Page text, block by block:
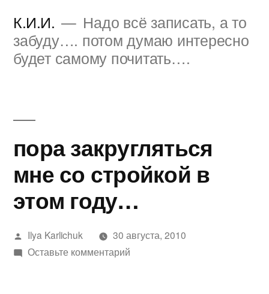
содержимому
К.И.И.
Надо всё записать, а то
забуду…. потом думаю интересно
будет самому почитать….
пора закругляться
мне со стройкой в
этом году…
Написано
автором
Ilya Karlichuk
30 августа, 2010
Оставьте комментарийк